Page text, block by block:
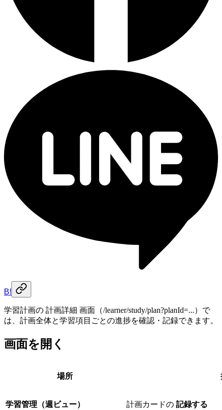
B!
学習計画の 計画詳細 画面（/learner/study/plan?planId=...）で
は、計画全体と学習項目ごとの進捗を確認・記録できます。
画面を開く
場所
学習管理（週ビュー） 計画カードの 記録する